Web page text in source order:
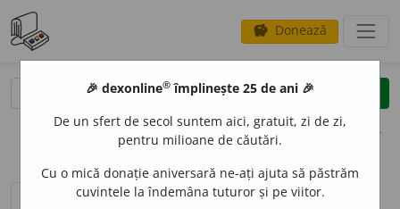
savings Donează
clear
opțiuni
sinteza definițiilor (1) definiții (8) declinări
🎉 dexonline® împlinește 25 de ani 🎉
De un sfert de secol suntem aici, gratuit, zi de zi,
pentru milioane de căutări.
Cu o mică donație aniversară ne-ați ajuta să păstrăm
cuvintele la îndemâna tuturor și pe viitor.